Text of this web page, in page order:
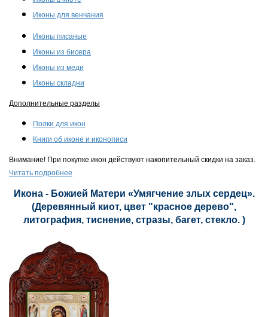
Иконы для венчания
Иконы писаные
Иконы из бисера
Иконы из меди
Иконы складни
Дополнительные разделы
Полки для икон
Книги об иконе и иконописи
Внимание! При покупке икон действуют накопительный скидки на заказ.
Читать подробнее
Икона - Божией Матери «Умягчение злых сердец».
(Деревянный киот, цвет "красное дерево",
литография, тиснение, стразы, багет, стекло. )